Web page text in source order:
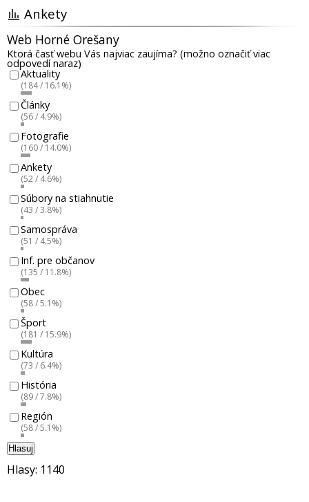
Ankety
Web Horné Orešany
Ktorá časť webu Vás najviac zaujíma? (možno označiť viac
odpovedí naraz)
Aktuality
(184 / 16.1%)
Články
(56 / 4.9%)
Fotografie
(160 / 14.0%)
Ankety
(52 / 4.6%)
Súbory na stiahnutie
(43 / 3.8%)
Samospráva
(51 / 4.5%)
Inf. pre občanov
(135 / 11.8%)
Obec
(58 / 5.1%)
Šport
(181 / 15.9%)
Kultúra
(73 / 6.4%)
História
(89 / 7.8%)
Región
(58 / 5.1%)
Hlasuj
Hlasy: 1140